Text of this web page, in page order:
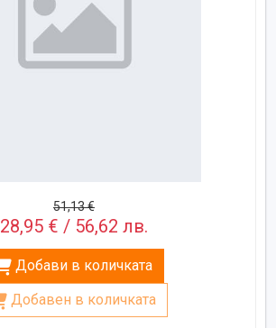
51,13 €
28,95 € / 56,62 лв.
Добави в количката
Добавен в количката